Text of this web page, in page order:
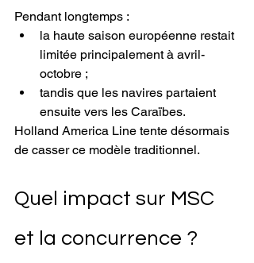
Pendant longtemps :
la haute saison européenne restait
limitée principalement à avril-
octobre ;
tandis que les navires partaient
ensuite vers les Caraïbes.
Holland America Line tente désormais
de casser ce modèle traditionnel.
Quel impact sur MSC
et la concurrence ?